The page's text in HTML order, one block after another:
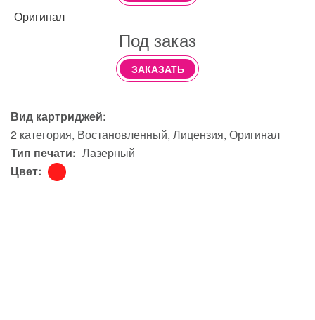
Оригинал
Под заказ
ЗАКАЗАТЬ
Вид картриджей:
2 категория Востановленный Лицензия Оригинал
Тип печати: Лазерный
Цвет: